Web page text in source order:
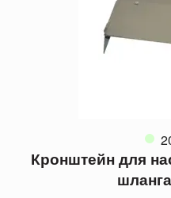
Кронштейн для